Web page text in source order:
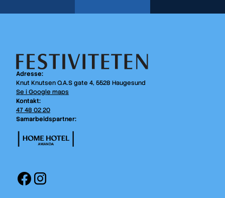
Adresse:
Knut Knutsen O.A.S gate 4, 5528 Haugesund
Se i Google maps
Kontakt:
47 48 02 20
Samarbeidspartner:
Facebook